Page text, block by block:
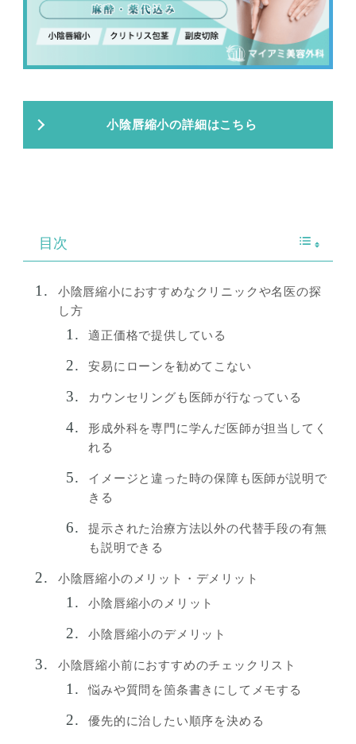
小陰唇縮小の詳細はこちら
目次
小陰唇縮小におすすめなクリニックや名医の探
し方
適正価格で提供している
安易にローンを勧めてこない
カウンセリングも医師が行なっている
形成外科を専門に学んだ医師が担当してく
れる
イメージと違った時の保障も医師が説明で
きる
提示された治療方法以外の代替手段の有無
も説明できる
小陰唇縮小のメリット・デメリット
小陰唇縮小のメリット
小陰唇縮小のデメリット
小陰唇縮小前におすすめのチェックリスト
悩みや質問を箇条書きにしてメモする
優先的に治したい順序を決める